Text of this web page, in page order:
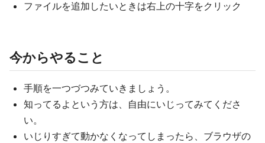
ファイルを追加したいときは右上の十字をクリック
今からやること
手順を一つづつみていきましょう。
知ってるよという方は、自由にいじってみてくださ
い。
いじりすぎて動かなくなってしまったら、ブラウザの